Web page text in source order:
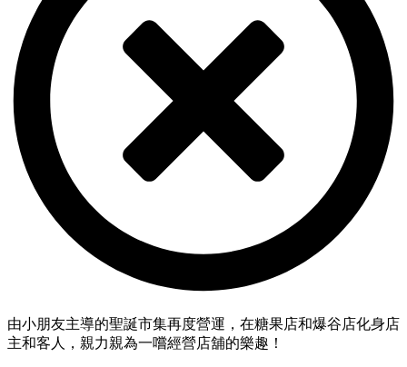
由小朋友主導的聖誕市集再度營運，在糖果店和爆谷店化身店
主和客人，親力親為一嚐經營店舖的樂趣！